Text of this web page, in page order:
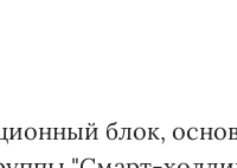
блок,